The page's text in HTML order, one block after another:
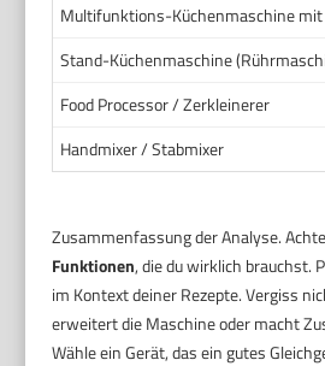
Multifunktions-Küchenmaschine
Stand-Küchenmaschine
Food Processor / Zerkleinerer
Handmixer / Stabmixer
Zusammenfassung der Analyse.
Funktionen, die du wirklich brauchst.
im Kontext deiner Rezepte. Vergiss
erweitert die Maschine oder macht
Wähle ein Gerät, das ein gutes